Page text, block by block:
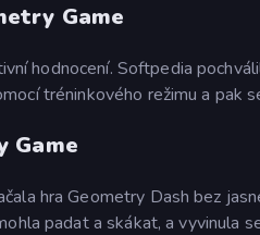
Game
hodnocení. Softpedia
tréninkového režimu a pak
Game
hra Geometry Dash bez
padat a skákat, a vyvinula